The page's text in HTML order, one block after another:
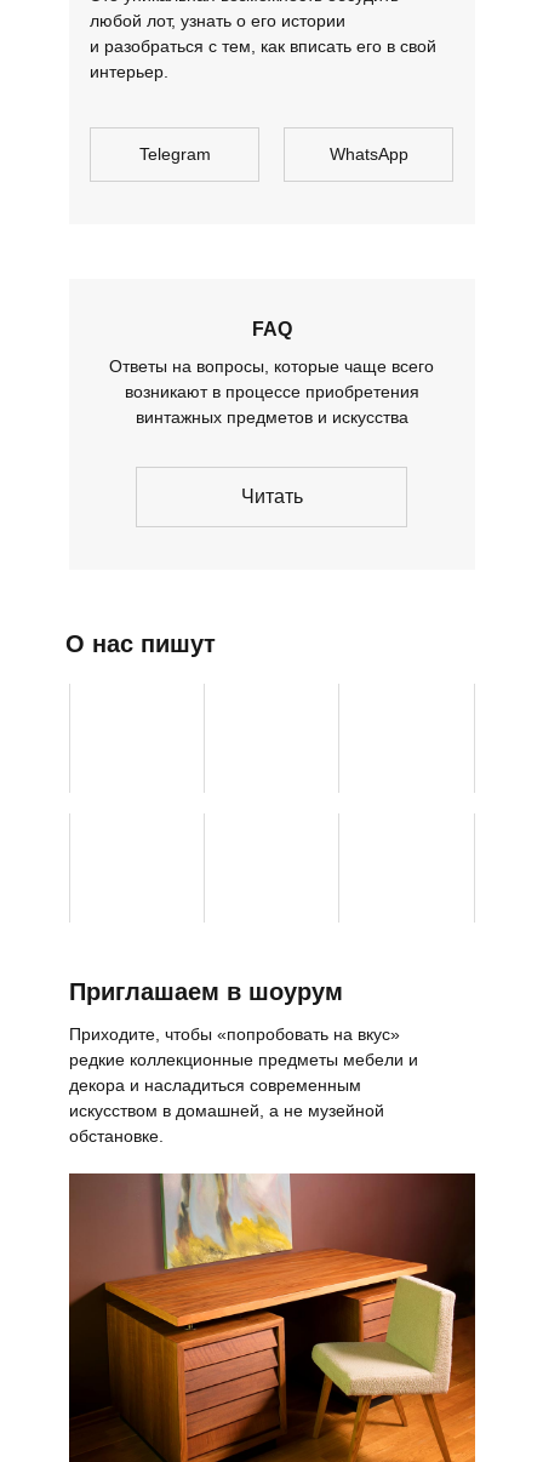
Telegram WhatsApp
любой лот, узнать о его истории
и разобраться с тем, как вписать его в свой
интерьер.
FAQ
Ответы на вопросы, которые чаще всего
возникают в процессе приобретения
винтажных предметов и искусства
Приглашаем в шоурум
Читать
О нас пишут
Приходите, чтобы «попробовать на вкус»
редкие коллекционные предметы мебели и
декора и насладиться современным
искусством в домашней, а не музейной
обстановке.